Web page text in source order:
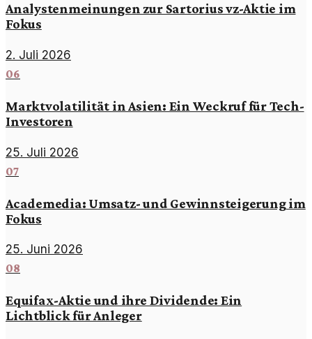
Analystenmeinungen zur Sartorius vz-Aktie im
Fokus
2. Juli 2026
06
Marktvolatilität in Asien: Ein Weckruf für Tech-
Investoren
25. Juli 2026
07
Academedia: Umsatz- und Gewinnsteigerung im
Fokus
25. Juni 2026
08
Equifax-Aktie und ihre Dividende: Ein
Lichtblick für Anleger